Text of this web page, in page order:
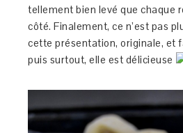
tellement bien levé que chaque
côté. Finalement, ce n’est pas
cette présentation, originale, et
puis surtout, elle est délicieuse